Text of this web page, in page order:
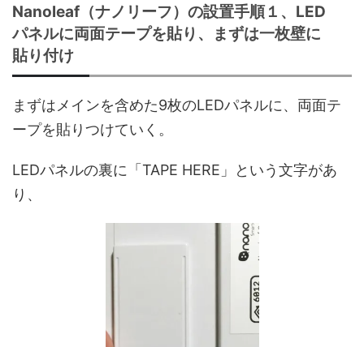
Nanoleaf（ナノリーフ）の設置手順１、LED
パネルに両面テープを貼り、まずは一枚壁に
貼り付け
まずはメインを含めた9枚のLEDパネルに、両面テ
ープを貼りつけていく。
LEDパネルの裏に「TAPE HERE」という文字があ
り、